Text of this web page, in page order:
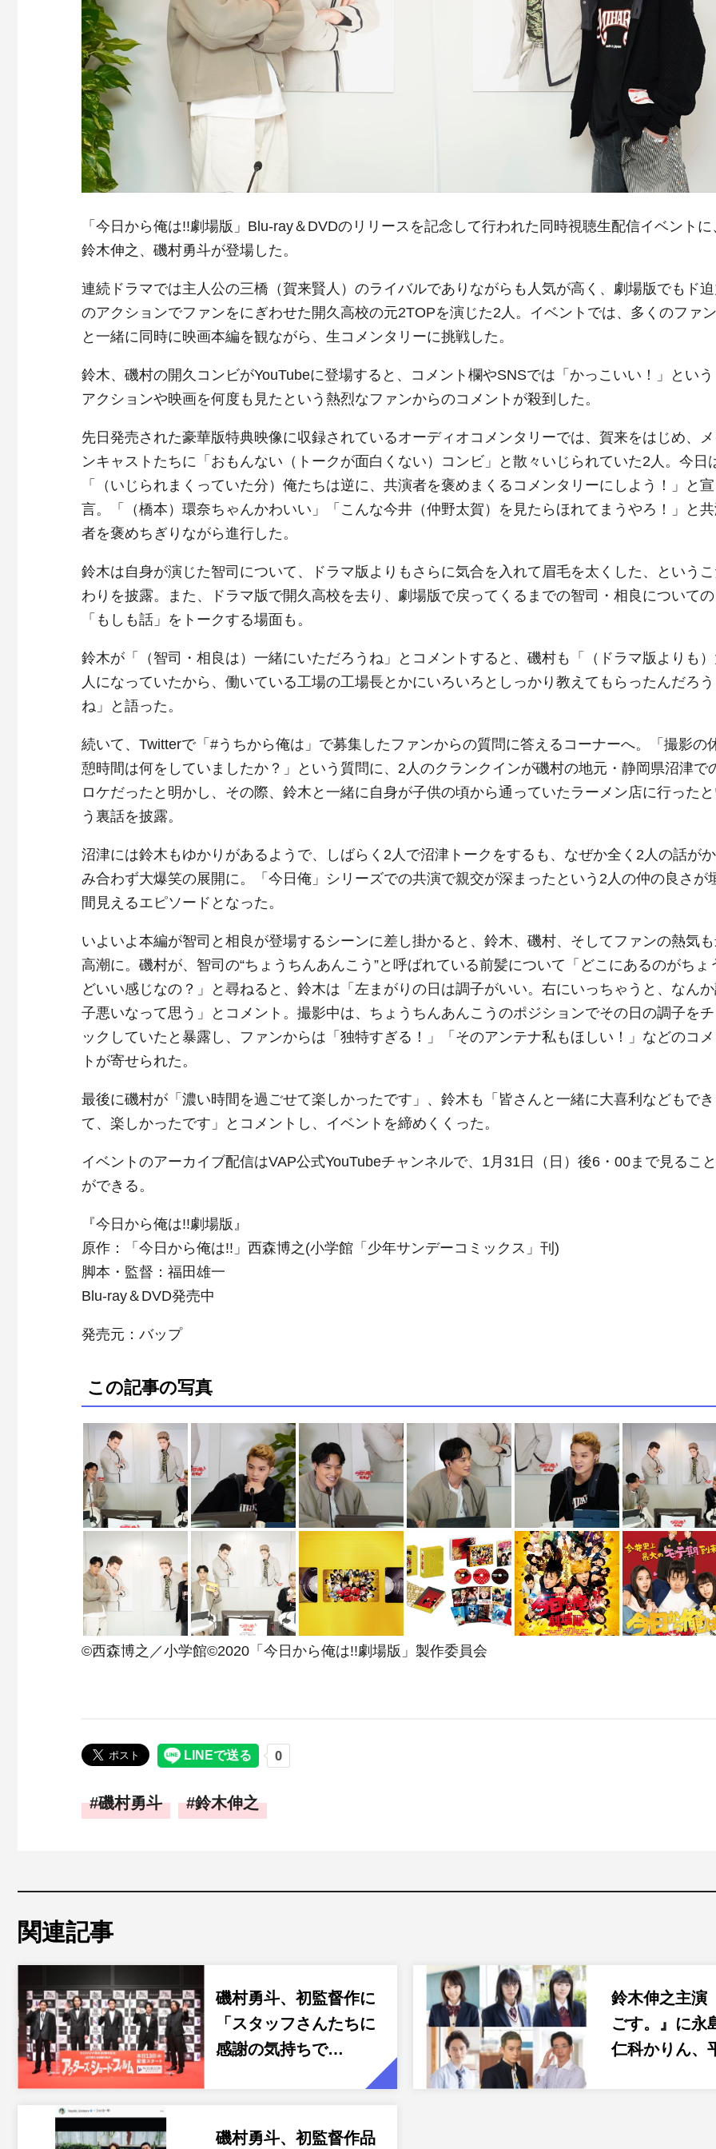
「今日から俺は!!劇場版」Blu-ray＆DVDのリリースを記念して行われた同時視聴生配信イベントに
鈴木伸之、磯村勇斗が登場した。
連続ドラマでは主人公の三橋（賀来賢人）のライバルでありながらも人気が高く、劇場版でもド
のアクションでファンをにぎわせた開久高校の元2TOPを演じた2人。イベントでは、多くのファン
と一緒に同時に映画本編を観ながら、生コメンタリーに挑戦した。
鈴木、磯村の開久コンビがYouTubeに登場すると、コメント欄やSNSでは「かっこいい！」とい
アクションや映画を何度も見たという熱烈なファンからのコメントが殺到した。
先日発売された豪華版特典映像に収録されているオーディオコメンタリーでは、賀来をはじめ、
ンキャストたちに「おもんない（トークが面白くない）コンビ」と散々いじられていた2人。今日
「（いじられまくっていた分）俺たちは逆に、共演者を褒めまくるコメンタリーにしよう！」と宣
言。「（橋本）環奈ちゃんかわいい」「こんな今井（仲野太賀）を見たらほれてまうやろ！」と
者を褒めちぎりながら進行した。
鈴木は自身が演じた智司について、ドラマ版よりもさらに気合を入れて眉毛を太くした、という
わりを披露。また、ドラマ版で開久高校を去り、劇場版で戻ってくるまでの智司・相良についての
「もしも話」をトークする場面も。
鈴木が「（智司・相良は）一緒にいただろうね」とコメントすると、磯村も「（ドラマ版よりも
人になっていたから、働いている工場の工場長とかにいろいろとしっかり教えてもらったんだろう
ね」と語った。
続いて、Twitterで「#うちから俺は」で募集したファンからの質問に答えるコーナーへ。「撮影の
憩時間は何をしていましたか？」という質問に、2人のクランクインが磯村の地元・静岡県沼津で
ロケだったと明かし、その際、鈴木と一緒に自身が子供の頃から通っていたラーメン店に行った
う裏話を披露。
沼津には鈴木もゆかりがあるようで、しばらく2人で沼津トークをするも、なぜか全く2人の話がか
み合わず大爆笑の展開に。「今日俺」シリーズでの共演で親交が深まったという2人の仲の良さが
間見えるエピソードとなった。
いよいよ本編が智司と相良が登場するシーンに差し掛かると、鈴木、磯村、そしてファンの熱気
高潮に。磯村が、智司の“ちょうちんあんこう”と呼ばれている前髪について「どこにあるのがちょ
どいい感じなの？」と尋ねると、鈴木は「左まがりの日は調子がいい。右にいっちゃうと、なん
子悪いなって思う」とコメント。撮影中は、ちょうちんあんこうのポジションでその日の調子を
ックしていたと暴露し、ファンからは「独特すぎる！」「そのアンテナ私もほしい！」などのコ
トが寄せられた。
最後に磯村が「濃い時間を過ごせて楽しかったです」、鈴木も「皆さんと一緒に大喜利などもでき
て、楽しかったです」とコメントし、イベントを締めくくった。
イベントのアーカイブ配信はVAP公式YouTubeチャンネルで、1月31日（日）後6・00まで見ること
ができる。
『今日から俺は!!劇場版』
原作：「今日から俺は!!」西森博之(小学館「少年サンデーコミックス」刊)
脚本・監督：福田雄一
Blu-ray＆DVD発売中
発売元：バップ
この記事の写真
©西森博之／小学館©2020「今日から俺は!!劇場版」製作委員会
磯村勇斗 鈴木伸之
関連記事
磯村勇斗、初監督作に
「スタッフさんたちに
感謝の気持ちで…
鈴木伸之主演
ごす。』に永
仁科かりん
磯村勇斗、初監督作品